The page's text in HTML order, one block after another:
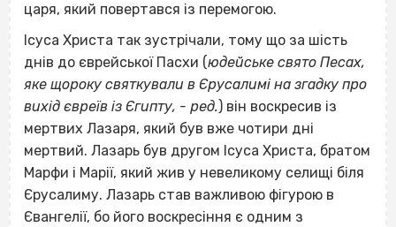
царя, який повертався із перемогою.
Ісуса Христа так зустрічали, тому що за шість
днів до єврейської Пасхи (юдейське свято Песах,
яке щороку святкували в Єрусалимі на згадку про
вихід євреїв із Єгипту, - ред.) він воскресив із
мертвих Лазаря, який був вже чотири дні
мертвий. Лазарь був другом Ісуса Христа, братом
Марфи і Марії, який жив у невеликому селищі біля
Єрусалиму. Лазарь став важливою фігурою в
Євангелії, бо його воскресіння є одним з